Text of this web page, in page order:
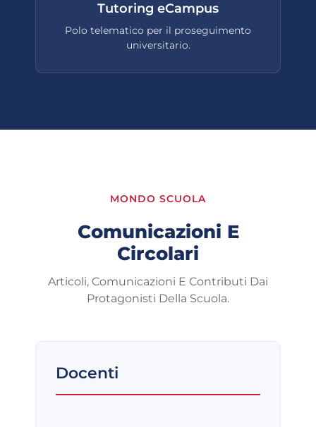
Tutoring eCampus
Polo telematico per il proseguimento
universitario.
MONDO SCUOLA
Comunicazioni E
Circolari
Articoli, Comunicazioni E Contributi Dai
Protagonisti Della Scuola.
Docenti